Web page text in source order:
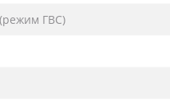
ГВС)